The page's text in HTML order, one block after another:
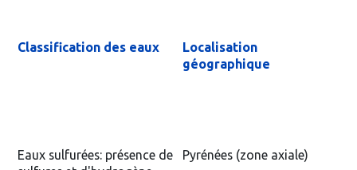
Classification des eaux
Localisation
géographique
Eaux sulfurées: présence de
Pyrénées (zone axiale)